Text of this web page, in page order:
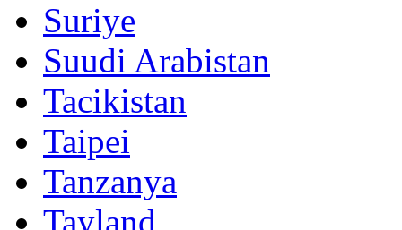
Suriye
Suudi Arabistan
Tacikistan
Taipei
Tanzanya
Tayland